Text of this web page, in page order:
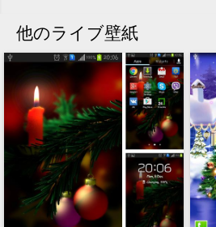
他のライブ壁紙